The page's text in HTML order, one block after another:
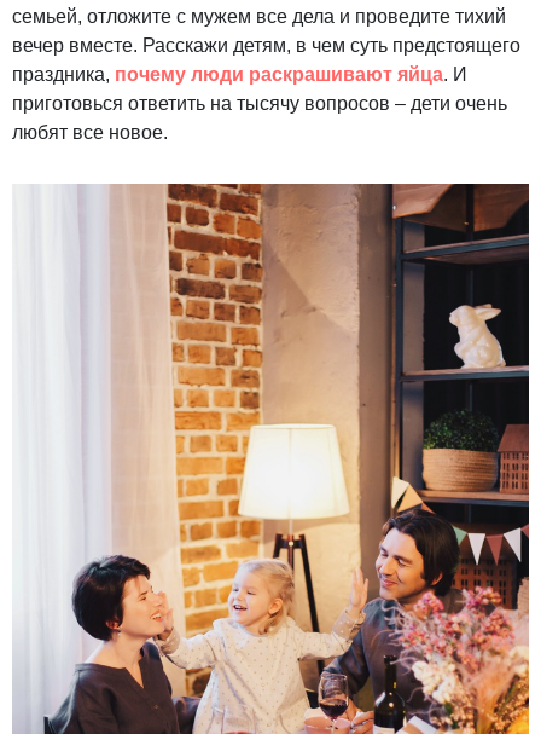
семьей, отложите с мужем все дела и проведите тихий
вечер вместе. Расскажи детям, в чем суть предстоящего
праздника, почему люди раскрашивают яйца. И
приготовься ответить на тысячу вопросов – дети очень
любят все новое.